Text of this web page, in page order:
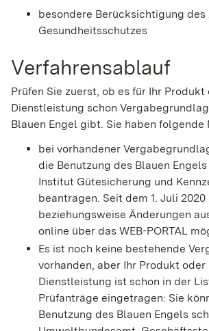
besondere Berücksichtigung
Gesundheitsschutzes
Verfahrensablauf
Prüfen Sie zuerst, ob es für Ihr Produkt
Dienstleistung schon
Blauen Engel gibt. Sie haben
bei vorhandener
die Benutzung des Blauen
Institut Gütesicherung und
beantragen. Seit dem 1. Juli
beziehungsweise Änderungen
online über das WEB-PORTAL
Es ist noch keine bestehende
vorhanden, aber Ihr Produkt oder
Dienstleistung ist schon in der
Prüfanträge eingetragen: Sie
Benutzung des Blauen Engels